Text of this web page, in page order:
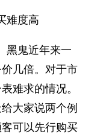
难度高
黑鬼近年来一
几倍。对于市
难求的情况。
大家说两个例
可以先行购买